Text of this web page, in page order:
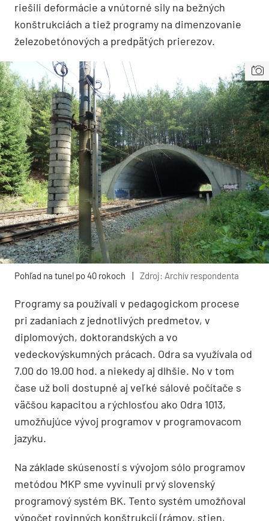
riešili deformácie a vnútorné sily na bežných
konštrukciách a tiež programy na dimenzovanie
železobetónových a predpätých prierezov.
Pohľad na tunel po 40 rokoch | Zdroj: Archív respondenta
Programy sa používali v pedagogickom procese
pri zadaniach z jednotlivých predmetov, v
diplomových, doktorandských a vo
vedeckovýskumných prácach. Odra sa využívala od
7.00 do 19.00 hod. a niekedy aj dlhšie. No v tom
čase už boli dostupné aj veľké sálové počítače s
väčšou kapacitou a rýchlosťou ako Odra 1013,
umožňujúce vývoj programov v programovacom
jazyku.
Na základe skúseností s vývojom sólo programov
metódou MKP sme vyvinuli prvý slovenský
programový systém BK. Tento systém umožňoval
výpočet rovinných konštrukcií (rámov, stien,